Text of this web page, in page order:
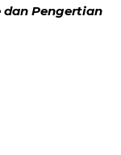
dan Pengertian